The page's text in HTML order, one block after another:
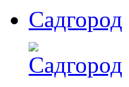
Садгород